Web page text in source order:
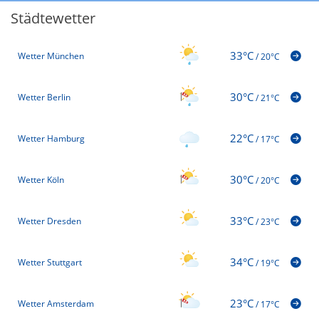
Städtewetter
Wetter München 33°C/20°C
Wetter Berlin 30°C/21°C
Wetter Hamburg 22°C/17°C
Wetter Köln 30°C/20°C
Wetter Dresden 33°C/23°C
Wetter Stuttgart 34°C/19°C
Wetter Amsterdam 23°C/17°C